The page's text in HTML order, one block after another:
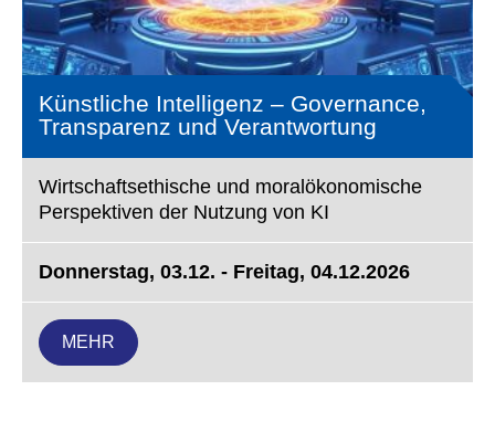
Künstliche Intelligenz – Governance,
Transparenz und Verantwortung
Wirtschaftsethische und moralökonomische
Perspektiven der Nutzung von KI
Donnerstag, 03.12. - Freitag, 04.12.2026
MEHR